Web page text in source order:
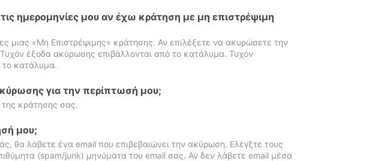
ημερομηνίες μου αν έχω κράτηση με μη επιστρέψιμη
μιας «Μη Επιστρέψιμης» κράτησης. Αν επιλέξετε να ακυρώσετε την
έξοδα ακύρωσης επιβάλλονται από το κατάλυμα. Τυχόν
το κατάλυμα.
για την περίπτωσή μου;
της κράτησης σας.
μου;
θα λάβετε ένα email που επιβεβαιώνει την ακύρωση. Ελέγξτε τους
(spam/junk) μηνύματα του email σας. Αν δεν λάβετε email μέσα